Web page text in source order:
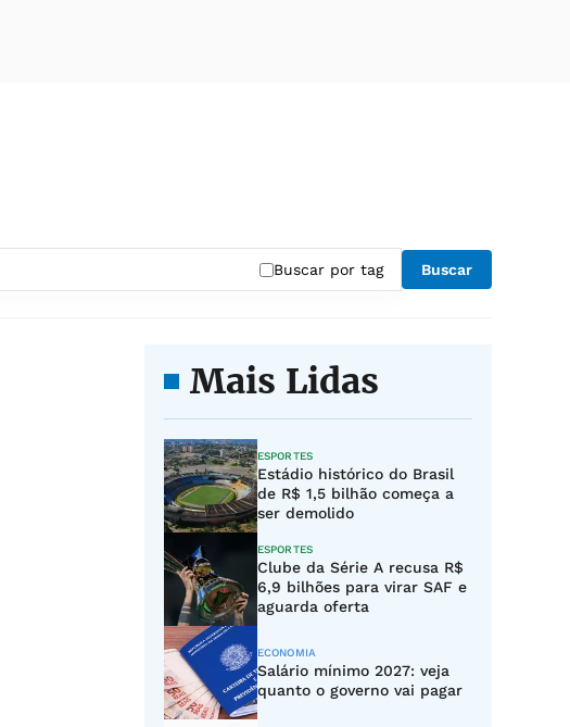
Buscar por tag Buscar
Mais Lidas
ESPORTES
Estádio histórico do Brasil
de R$ 1,5 bilhão começa a
ser demolido
ESPORTES
Clube da Série A recusa R$
6,9 bilhões para virar SAF e
aguarda oferta
ECONOMIA
Salário mínimo 2027: veja
quanto o governo vai pagar